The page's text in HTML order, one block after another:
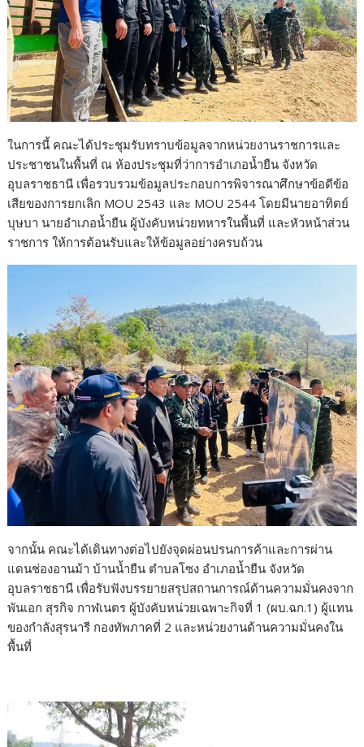
ในการนี้ คณะได้ประชุมรับทราบข้อมูลจากหน่วยงานราชการและ
ประชาชนในพื้นที่ ณ ห้องประชุมที่ว่าการอำเภอน้ำยืน จังหวัด
อุบลราชธานี เพื่อรวบรวมข้อมูลประกอบการพิจารณาศึกษาข้อดีข้อ
เสียของการยกเลิก MOU 2543 และ MOU 2544 โดยมีนายอาทิตย์
บุษบา นายอำเภอน้ำยืน ผู้บังคับหน่วยทหารในพื้นที่ และหัวหน้าส่วน
ราชการ ให้การต้อนรับและให้ข้อมูลอย่างครบถ้วน
จากนั้น คณะได้เดินทางต่อไปยังจุดผ่อนปรนการค้าและการผ่าน
แดนช่องอานม้า บ้านน้ำยืน ตำบลโซง อำเภอน้ำยืน จังหวัด
อุบลราชธานี เพื่อรับฟังบรรยายสรุปสถานการณ์ด้านความมั่นคงจาก
พันเอก สุรกิจ กาฬเนตร ผู้บังคับหน่วยเฉพาะกิจที่ 1 (ผบ.ฉก.1) ผู้แทน
ของกำลังสุรนารี กองทัพภาคที่ 2 และหน่วยงานด้านความมั่นคงใน
พื้นที่